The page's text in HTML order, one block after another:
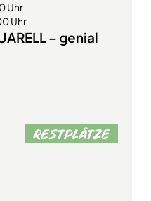
Uhr
Uhr
– genial